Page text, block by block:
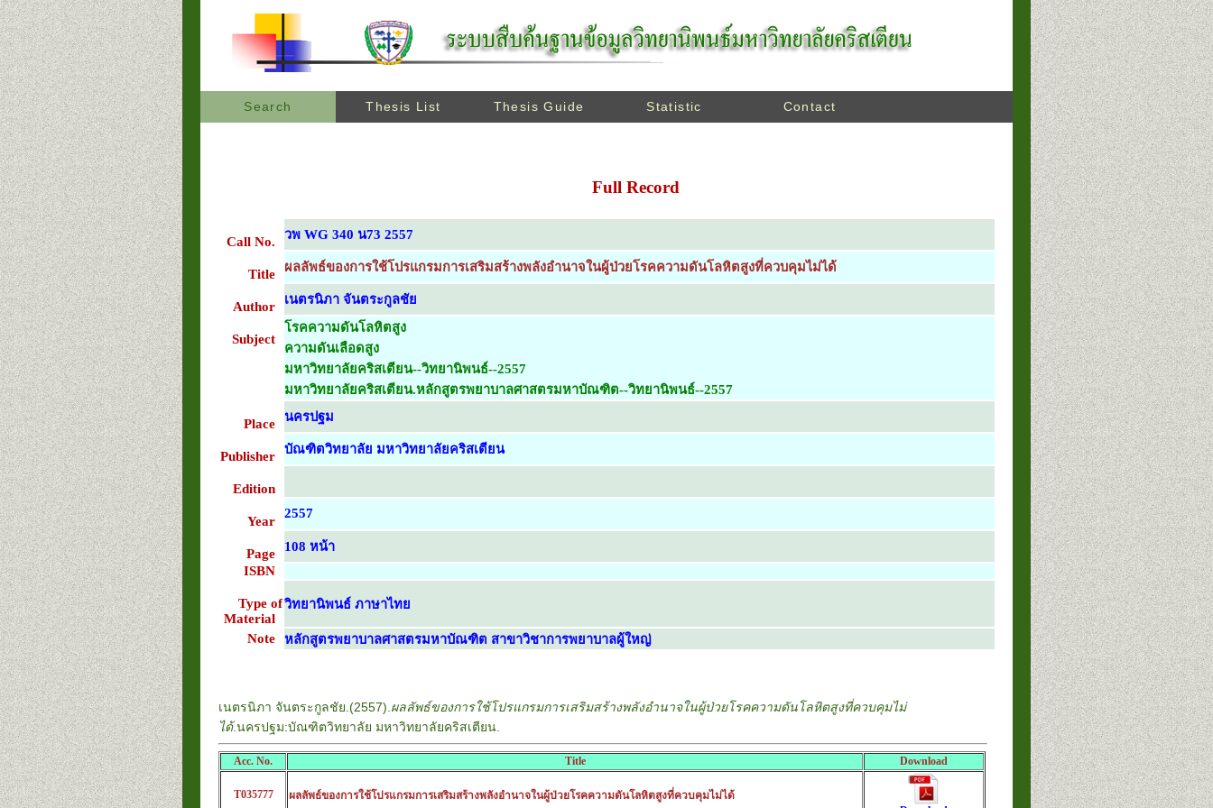
Search Thesis List Thesis Guide Statistic Contact
Full Record
Call No. วพ WG 340 น73 2557
Title ผลลัพธ์ของการใช้โปรแกรมการเสริมสร้างพลังอำนาจในผู้ป่วยโรคความดันโลหิตสูงที่ควบคุมไม่ได้
Author เนตรนิภา จันตระกูลชัย
Subject
โรคความดันโลหิตสูง
ความดันเลือดสูง
มหาวิทยาลัยคริสเตียน--วิทยานิพนธ์--2557
มหาวิทยาลัยคริสเตียน.หลักสูตรพยาบาลศาสตรมหาบัณฑิต--วิทยานิพนธ์--2557
Place นครปฐม
Publisher บัณฑิตวิทยาลัย มหาวิทยาลัยคริสเตียน
Edition
Year
2557
Page
108 หน้า
ISBN
Type of
Material
วิทยานิพนธ์ ภาษาไทย
Note หลักสูตรพยาบาลศาสตรมหาบัณฑิต สาขาวิชาการพยาบาลผู้ใหญ่
เนตรนิภา จันตระกูลชัย.(2557). ผลลัพธ์ของการใช้โปรแกรมการเสริมสร้างพลังอำนาจในผู้ป่วยโรคความดันโลหิตสูงที่ควบคุมไม่
ได้.นครปฐม:บัณฑิตวิทยาลัย มหาวิทยาลัยคริสเตียน.
Acc. No. Title Download
T035777
ผลลัพธ์ของการใช้โปรแกรมการเสริมสร้างพลังอำนาจในผู้ป่วยโรคความดันโลหิตสูงที่ควบคุมไม่ได้